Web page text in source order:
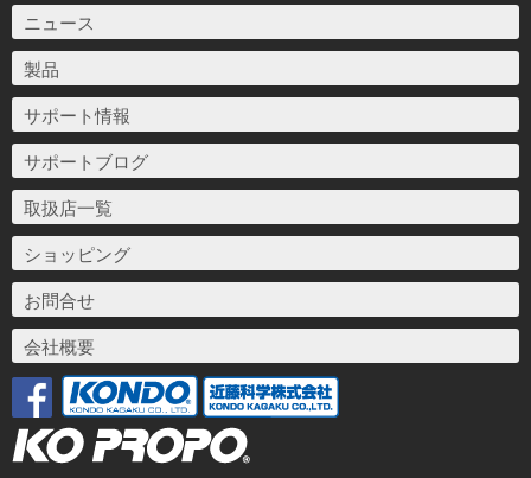
ニュース
製品
サポート情報
サポートブログ
取扱店一覧
ショッピング
お問合せ
会社概要